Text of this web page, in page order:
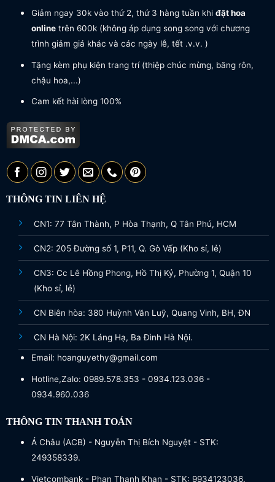
Giảm ngay 30k vào thứ 2, thứ 3 hàng tuần khi đặt hoa
onlinetrên 600k (không áp dụng song song với chương
trình giảm giá khác và các ngày lễ, tết .v.v. )
Tặng kèm phụ kiện trang trí (thiệp chúc mừng, băng rôn,
chậu hoa,...)
Cam kết hài lòng 100%
THÔNG TIN LIÊN HỆ
CN1: 77 Tân Thành, P Hòa Thạnh, Q Tân Phú, HCM
CN2: 205 Đường số 1, P11, Q. Gò Vấp (Kho sỉ, lẻ)
CN3: Cc Lê Hồng Phong, Hồ Thị Kỷ, Phường 1, Quận 10
(Kho sỉ, lẻ)
CN Biên hòa: 380 Huỳnh Văn Luỹ, Quang Vinh, BH, ĐN
CN Hà Nội: 2K Láng Hạ, Ba Đình Hà Nội.
Email: hoanguyethy@gmail.com
Hotline,Zalo: 0989.578.353 - 0934.123.036 -
0934.960.036
THÔNG TIN THANH TOÁN
Á Châu (ACB) - Nguyễn Thị Bích Nguyệt - STK:
249358339.
Vietcombank - Phan Thanh Khan - STK: 9934123036.